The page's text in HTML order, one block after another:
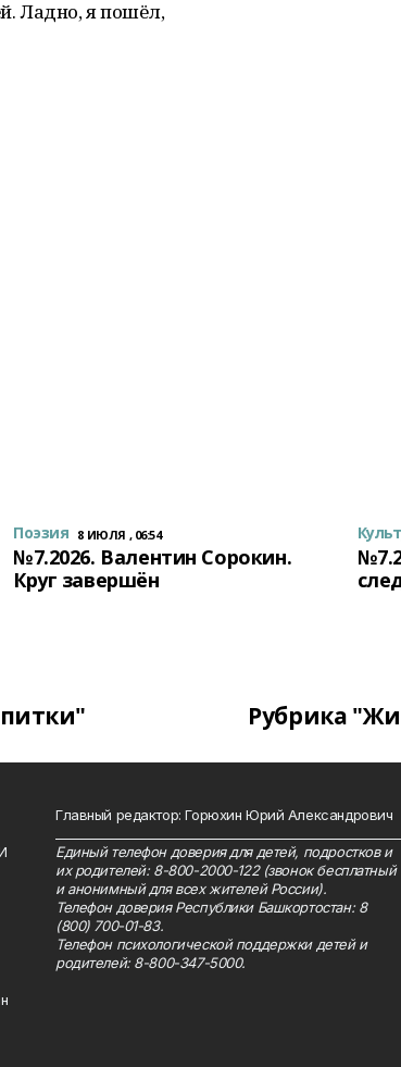
Ладно, я пошёл,
Поэзия 8 ИЮЛЯ , 06:54
№7.2026. Валентин Сорокин.
Круг завершён
Рубрика
Главный редактор: Горюхин Юрий Александрович
Единый телефон доверия для детей, подростков и
их родителей: 8-800-2000-122 (звонок бесплатный
и анонимный для всех жителей России).
Телефон доверия Республики Башкортостан: 8
(800) 700-01-83.
Телефон психологической поддержки детей и
родителей: 8-800-347-5000.